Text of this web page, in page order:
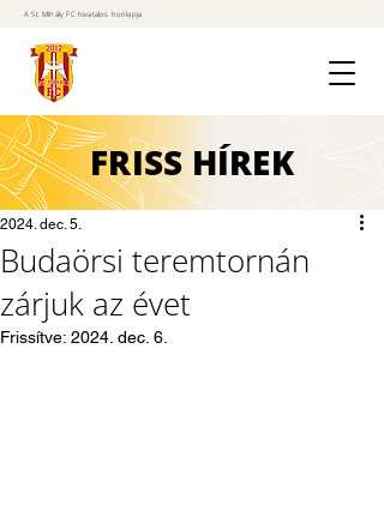
A St. Mihály FC hivatalos honlapja
FRISS HÍREK
Budaörsi teremtornán
zárjuk az évet
2024. dec. 5.
Frissítve: 2024. dec. 6.